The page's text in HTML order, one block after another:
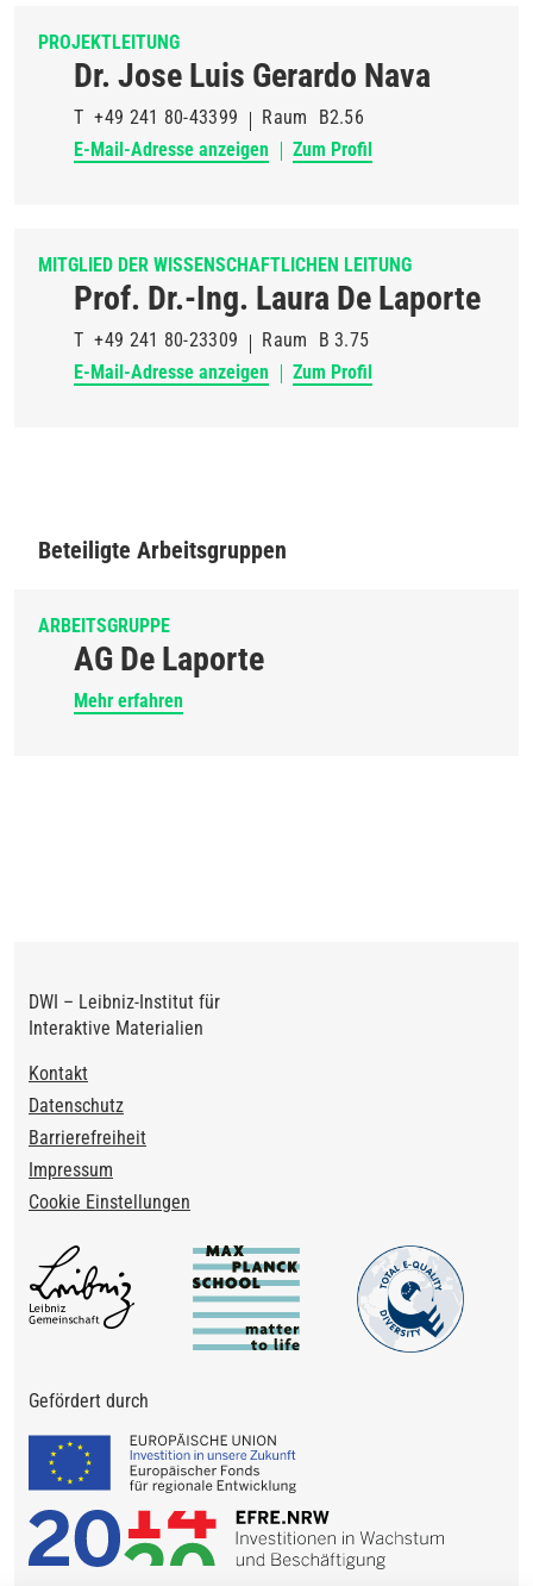
PROJEKTLEITUNG
Dr. Jose Luis Gerardo Nava
T +49 241 80-43399 Raum
B2.56
E-Mail-Adresse anzeigen
Zum Profil
MITGLIED DER WISSENSCHAFTLICHEN LEITUNG
Prof. Dr.-Ing. Laura De Laporte
T +49 241 80-23309 Raum
B 3.75
E-Mail-Adresse anzeigen
Zum Profil
Beteiligte Arbeitsgruppen
ARBEITSGRUPPE
AG De Laporte
Mehr erfahren
DWI – Leibniz-Institut für
Interaktive Materialien
Footer
Kontakt
Datenschutz
Barrierefreiheit
Impressum
Cookie Einstellungen
Gefördert durch